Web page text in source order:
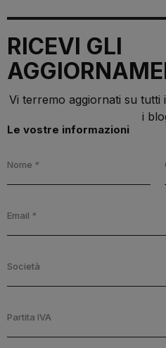
RICEVI GLI
Vi terremo aggiornati su
i
Le vostre informazioni
Nome *
Email *
Società
Partita IVA